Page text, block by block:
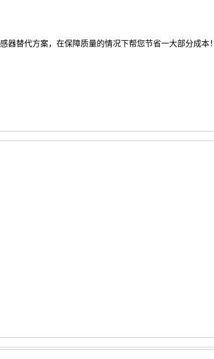
器替代方案，在保障质量的情况下帮您节省一大部分成本！